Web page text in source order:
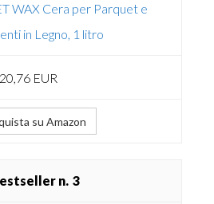
WAX Cera per Parquet e
in Legno, 1 litro
20,76 EUR
su Amazon
3